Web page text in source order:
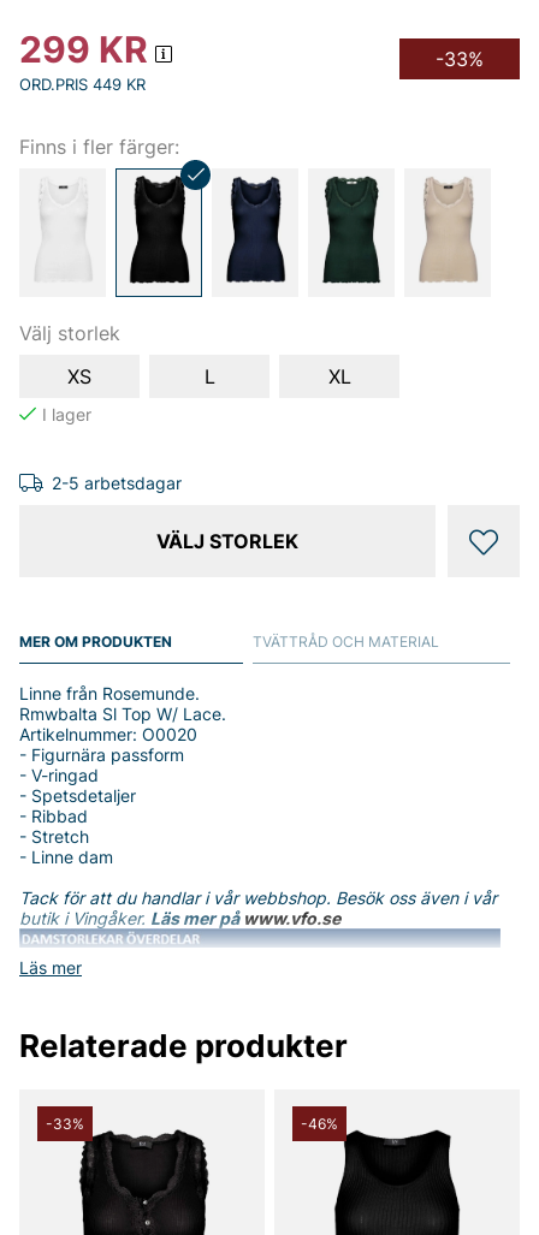
299 KR
ORD.PRIS 449 KR
-33%
Finns i fler färger:
Välj storlek
XS
L XL
2-5 arbetsdagar
VÄLJ STORLEK
MER OM PRODUKTEN
Läs mer
Linne från Rosemunde.
Rmwbalta Sl Top W/ Lace.
Artikelnummer: O0020
- Figurnära passform
- V-ringad
- Spetsdetaljer
- Ribbad
- Stretch
- Linne dam
Tack för att du handlar i vår webbshop. Besök oss även i vår
butik i Vingåker. Läs mer på www.vfo.se
TVÄTTRÅD OCH MATERIAL
Relaterade produkter
-33% -46%